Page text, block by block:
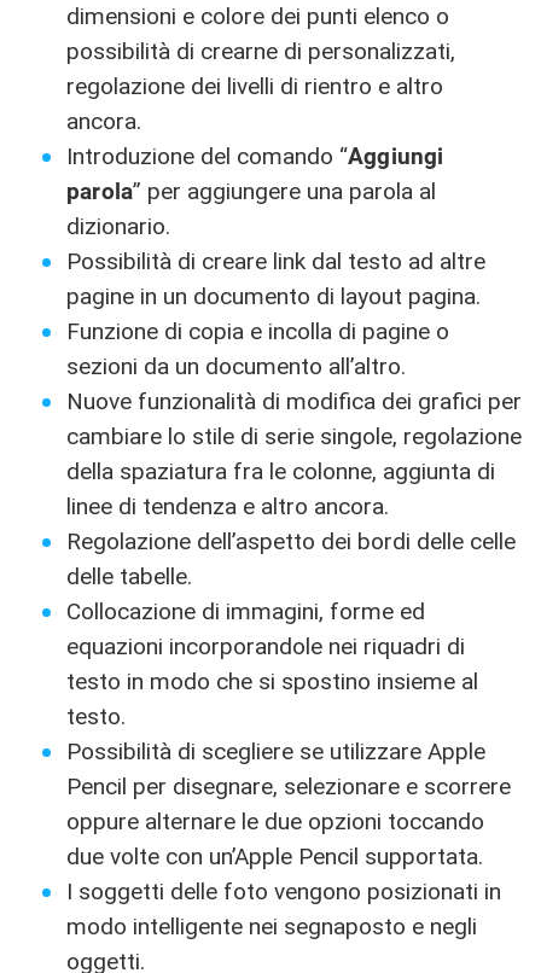
dimensioni e colore dei punti elenco o
possibilità di crearne di personalizzati,
regolazione dei livelli di rientro e altro
ancora.
Introduzione del comando “Aggiungi
parola” per aggiungere una parola al
dizionario.
Possibilità di creare link dal testo ad altre
pagine in un documento di layout pagina.
Funzione di copia e incolla di pagine o
sezioni da un documento all’altro.
Nuove funzionalità di modifica dei grafici per
cambiare lo stile di serie singole, regolazione
della spaziatura fra le colonne, aggiunta di
linee di tendenza e altro ancora.
Regolazione dell’aspetto dei bordi delle celle
delle tabelle.
Collocazione di immagini, forme ed
equazioni incorporandole nei riquadri di
testo in modo che si spostino insieme al
testo.
Possibilità di scegliere se utilizzare Apple
Pencil per disegnare, selezionare e scorrere
oppure alternare le due opzioni toccando
due volte con un’Apple Pencil supportata.
I soggetti delle foto vengono posizionati in
modo intelligente nei segnaposto e negli
oggetti.